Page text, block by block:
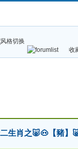
收
生肖之🐷🐽【豬】